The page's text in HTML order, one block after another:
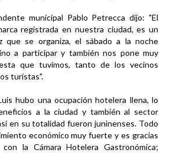
municipal Pablo Petrecca dijo: "El
registrada en nuestra ciudad, es un
que se organiza, el sábado a la noche
a participar y también nos pone muy
que tuvimos, tanto de los vecinos
turistas".
hubo una ocupación hotelera llena, lo
a la ciudad y también al sector
en su totalidad fueron juninenses. Todo
económico muy fuerte y es gracias
la Cámara Hotelera Gastronómica;